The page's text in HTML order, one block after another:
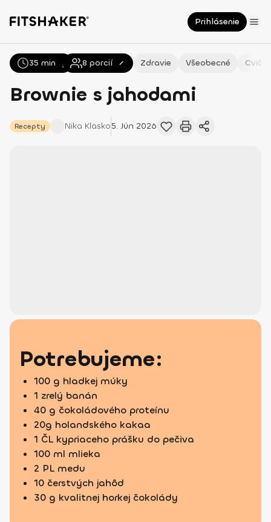
Prihlásenie
Všetky Recepty Zdravie Všeobecné
Brownie s jahodami
Recepty Nika Klasko5. Jún 2026
35 min 8 porcií
Potrebujeme:
100 g hladkej múky
1 zrelý banán
40 g čokoládového proteínu
20g holandského kakaa
1 ČL kypriaceho prášku do pečiva
100 ml mlieka
2 PL medu
10 čerstvých jahôd
30 g kvalitnej horkej čokolády